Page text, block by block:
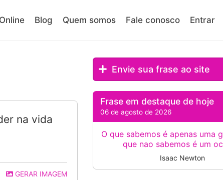
Blog Quem somos Fale conosco Entrar
na vida
GERAR IMAGEM
Envie sua frase ao site
Frase em destaque de hoje
06 de agosto de 2026
O que sabemos é apenas uma
que nao sabemos é um
Isaac Newton